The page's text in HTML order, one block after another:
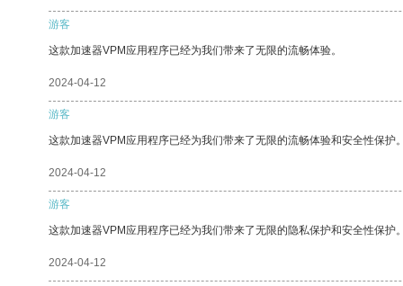
游客
这款加速器VPM应用程序已经为我们带来了无限的流畅体验。
2024-04-12
游客
这款加速器VPM应用程序已经为我们带来了无限的流畅体验和安全性保护
2024-04-12
游客
这款加速器VPM应用程序已经为我们带来了无限的隐私保护和安全性保护
2024-04-12